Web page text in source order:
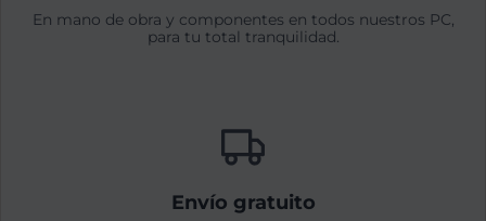
En mano de obra y componentes en todos nuestros PC,
para tu total tranquilidad.
Envío gratuito